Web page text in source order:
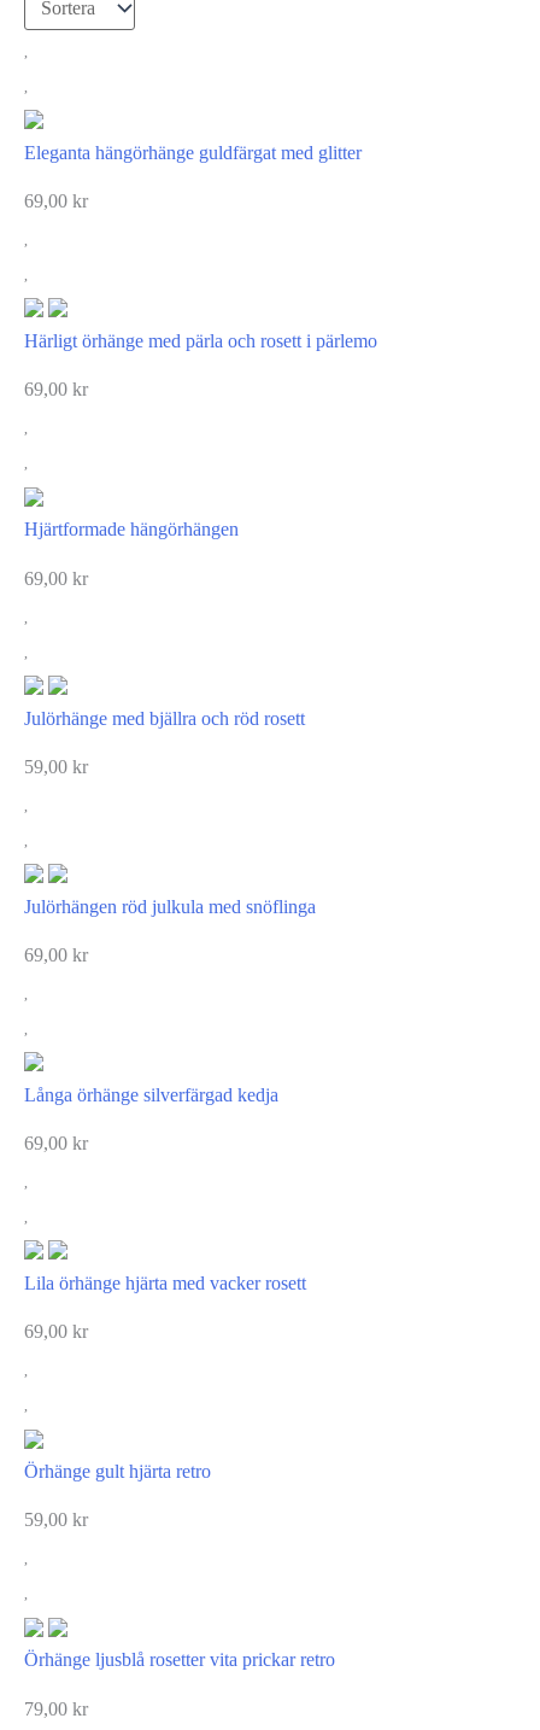
Eleganta hängörhänge guldfärgat med glitter
69,00 kr
Härligt örhänge med pärla och rosett i pärlemo
69,00 kr
Hjärtformade hängörhängen
69,00 kr
Julörhänge med bjällra och röd rosett
59,00 kr
Julörhängen röd julkula med snöflinga
69,00 kr
Långa örhänge silverfärgad kedja
69,00 kr
Lila örhänge hjärta med vacker rosett
69,00 kr
Örhänge gult hjärta retro
59,00 kr
Örhänge ljusblå rosetter vita prickar retro
79,00 kr